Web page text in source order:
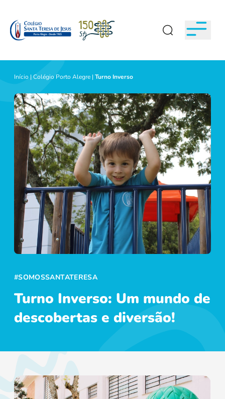
Início |Colégio Porto Alegre | Turno Inverso
#SOMOSSANTATERESA
Turno Inverso: Um mundo de
descobertas e diversão!